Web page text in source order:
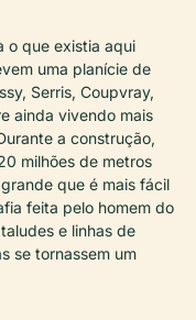
o que existia aqui
uma planície de
Serris, Coupvray,
ainda vivendo mais
a construção,
milhões de metros
que é mais fácil
feita pelo homem do
e linhas de
se tornassem um